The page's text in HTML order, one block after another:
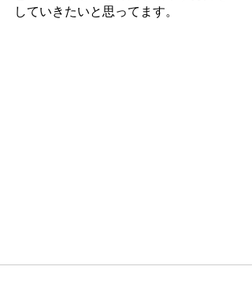
していきたいと思ってます。